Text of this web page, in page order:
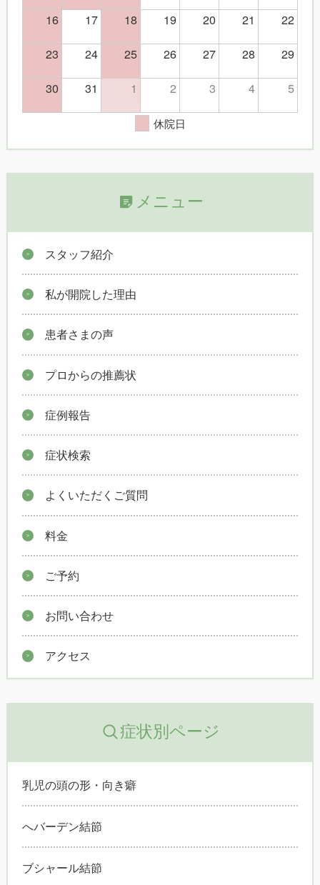
16
17 18 19 20 21
22
23
24 25 26 27 28
29
30
31 1 2 3 4 5
休院日
メニュー
スタッフ紹介
私が開院した理由
患者さまの声
プロからの推薦状
症例報告
症状検索
よくいただくご質問
料金
ご予約
お問い合わせ
アクセス
症状別ページ
乳児の頭の形・向き癖
へバーデン結節
ブシャール結節